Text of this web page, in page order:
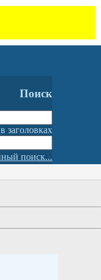
Поиск
заголовках
поиск...